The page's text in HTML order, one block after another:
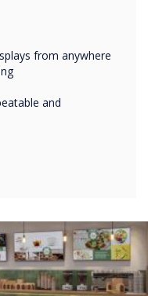
from anywhere
and